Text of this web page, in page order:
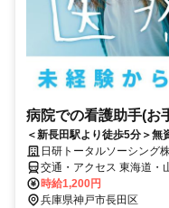
病院での看護助手(お
＜新長田駅より徒歩5分＞
日研トータルソーシング
交通・アクセス 東海道・
時給1,200円
兵庫県神戸市長田区